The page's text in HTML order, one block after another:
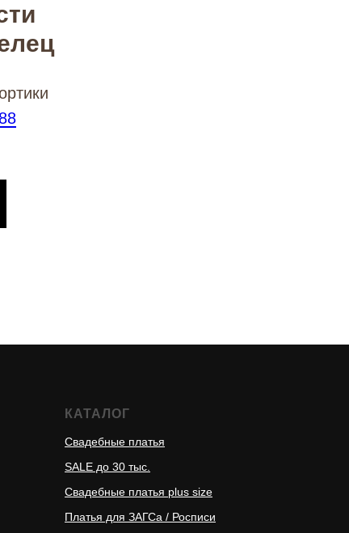
КАТАЛОГ
Свадебные платья
SALE до 30 тыс.
Свадебные платья plus size
Платья для ЗАГСа / Росписи